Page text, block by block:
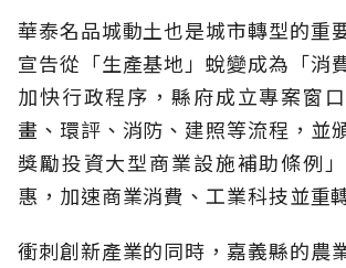
華泰名品城動土也是城市轉型的重
宣告從「生產基地」蛻變成為「消
加快行政程序，縣府成立專案窗
畫、環評、消防、建照等流程，並
獎勵投資大型商業設施補助條例
惠，加速商業消費、工業科技並重
衝刺創新產業的同時，嘉義縣的農